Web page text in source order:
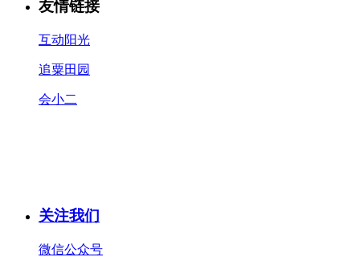
友情链接
互动阳光
追粟田园
会小二
关注我们
微信公众号